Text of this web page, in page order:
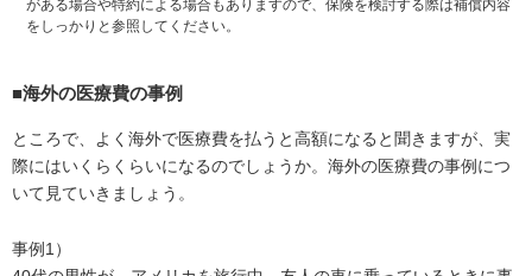
がある場合や特約による場合もありますので、保険を検討する際は補償内容
をしっかりと参照してください。
■海外の医療費の事例
ところで、よく海外で医療費を払うと高額になると聞きますが、実
際にはいくらくらいになるのでしょうか。海外の医療費の事例につ
いて見ていきましょう。
事例1）